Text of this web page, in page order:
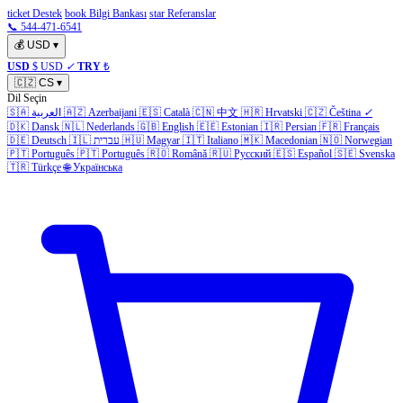
ticket Destek book Bilgi Bankası star Referanslar
📞 544-471-6541
💰 USD ▾
USD $ USD ✓ TRY ₺
🇨🇿 CS ▾
Dil Seçin
🇸🇦 العربية 🇦🇿 Azerbaijani 🇪🇸 Català 🇨🇳 中文 🇭🇷 Hrvatski 🇨🇿 Čeština ✓
🇩🇰 Dansk 🇳🇱 Nederlands 🇬🇧 English 🇪🇪 Estonian 🇮🇷 Persian 🇫🇷 Français
🇩🇪 Deutsch 🇮🇱 עברית 🇭🇺 Magyar 🇮🇹 Italiano 🇲🇰 Macedonian 🇳🇴 Norwegian
🇵🇹 Português 🇵🇹 Português 🇷🇴 Română 🇷🇺 Русский 🇪🇸 Español 🇸🇪 Svenska
🇹🇷 Türkçe 🌐 Українська